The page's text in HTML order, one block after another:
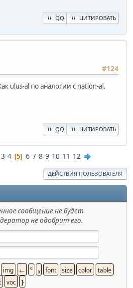
QQ ЦИТИРОВАТЬ
#124
ulus-al по аналогии с nation-al.
QQ ЦИТИРОВАТЬ
3 4 5 6 7 8 9 10 11 12
ДЕЙСТВИЯ ПОЛЬЗОВАТЕЛЯ
сообщение не будет
не одобрит его.